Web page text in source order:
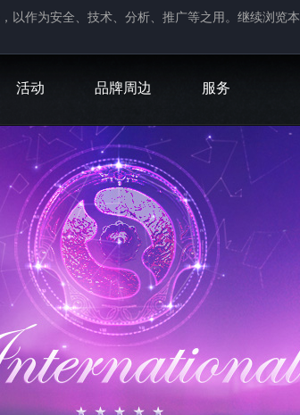
，以作为安全、技术、分析、推广等之用。继续浏览
活动 品牌周边 服务